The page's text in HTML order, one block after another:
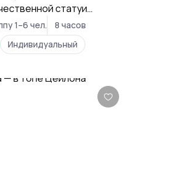
статуи
мангров до
и древней
насыщенное
впечатление и
и природу острова.
1–6 чел.
8 часов
Индивидуальный